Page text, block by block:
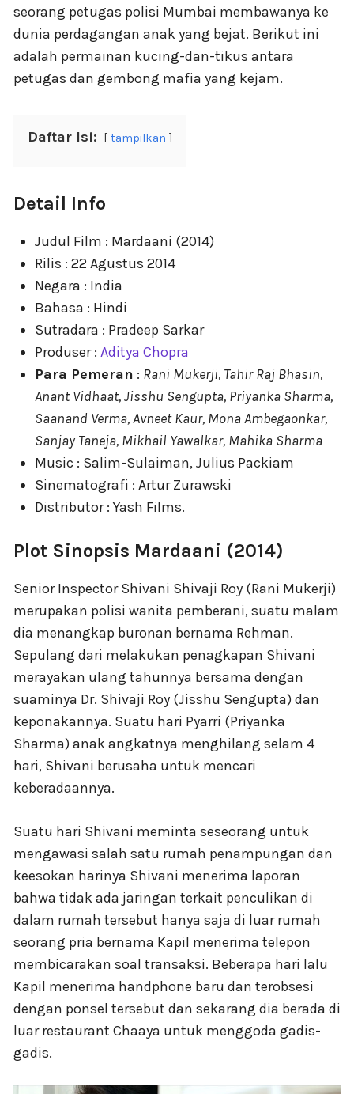
seorang petugas polisi Mumbai membawanya ke
dunia perdagangan anak yang bejat. Berikut ini
adalah permainan kucing-dan-tikus antara
petugas dan gembong mafia yang kejam.
Daftar Isi: tampilkan
Detail Info
Judul Film : Mardaani (2014)
Rilis : 22 Agustus 2014
Negara : India
Bahasa : Hindi
Sutradara : Pradeep Sarkar
Produser : Aditya Chopra
Para Pemeran : Rani Mukerji, Tahir Raj Bhasin,
Anant Vidhaat, Jisshu Sengupta, Priyanka Sharma,
Saanand Verma, Avneet Kaur, Mona Ambegaonkar,
Sanjay Taneja, Mikhail Yawalkar, Mahika Sharma
Music : Salim-Sulaiman, Julius Packiam
Sinematografi : Artur Zurawski
Distributor : Yash Films.
Plot Sinopsis Mardaani (2014)
Senior Inspector Shivani Shivaji Roy (Rani Mukerji)
merupakan polisi wanita pemberani, suatu malam
dia menangkap buronan bernama Rehman.
Sepulang dari melakukan penagkapan Shivani
merayakan ulang tahunnya bersama dengan
suaminya Dr. Shivaji Roy (Jisshu Sengupta) dan
keponakannya. Suatu hari Pyarri (Priyanka
Sharma) anak angkatnya menghilang selam 4
hari, Shivani berusaha untuk mencari
keberadaannya.
Suatu hari Shivani meminta seseorang untuk
mengawasi salah satu rumah penampungan dan
keesokan harinya Shivani menerima laporan
bahwa tidak ada jaringan terkait penculikan di
dalam rumah tersebut hanya saja di luar rumah
seorang pria bernama Kapil menerima telepon
membicarakan soal transaksi. Beberapa hari lalu
Kapil menerima handphone baru dan terobsesi
dengan ponsel tersebut dan sekarang dia berada di
luar restaurant Chaaya untuk menggoda gadis-
gadis.